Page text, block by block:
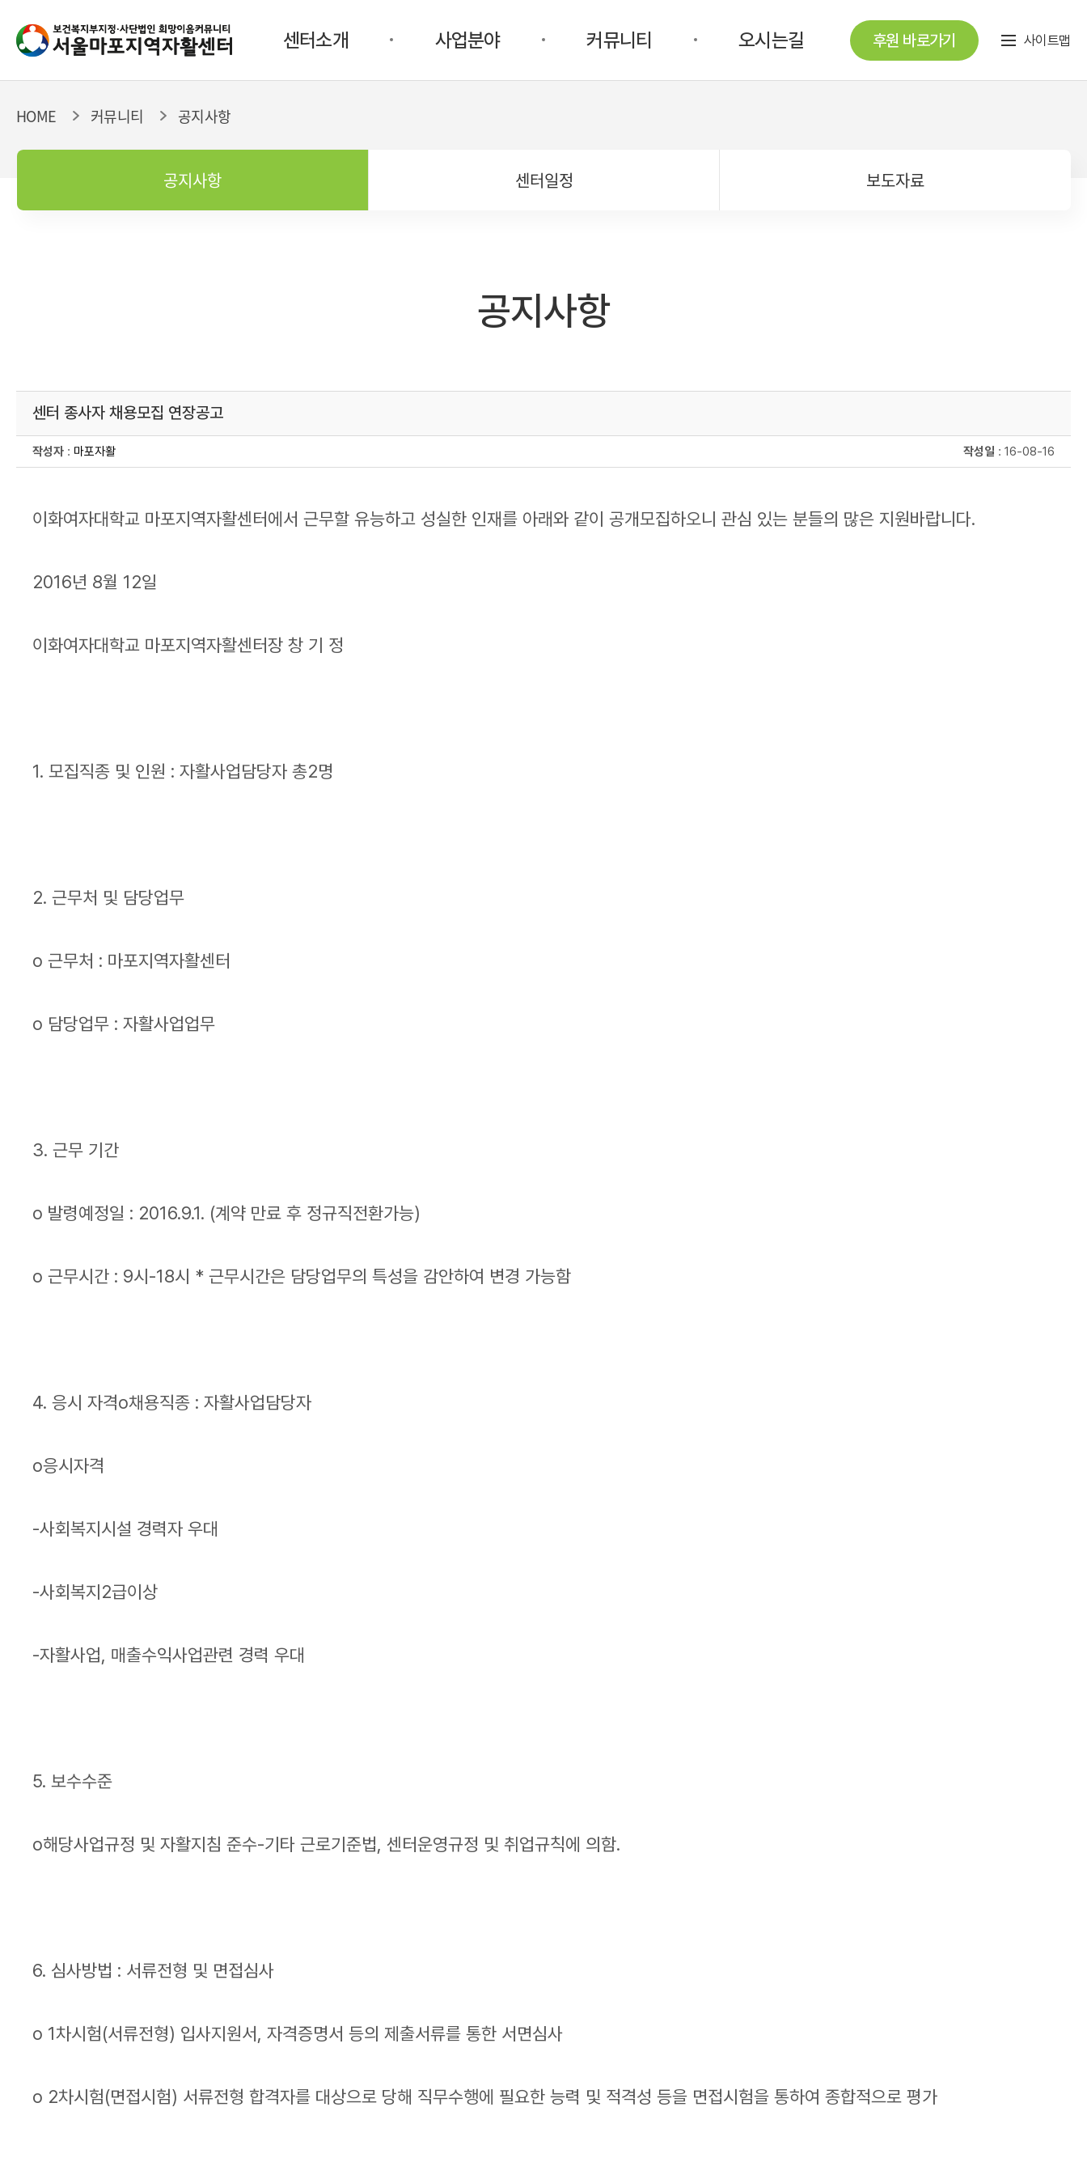
센터소개 사업분야 커뮤니티 오시는길 후원 바로가기 사이트맵
HOME 커뮤니티 공지사항
공지사항 센터일정 보도자료
공지사항
센터 종사자 채용모집 연장공고
작성자 : 마포자활 작성일 : 16-08-16
이화여자대학교 마포지역자활센터에서 근무할 유능하고 성실한 인재를 아래와 같이 공개모집하오니 관심 있는 분들의 많은 지원바랍니다.
2016년 8월 12일
이화여자대학교 마포지역자활센터장 창 기 정
1. 모집직종 및 인원 : 자활사업담당자 총2명
2. 근무처 및 담당업무
o 근무처 : 마포지역자활센터
o 담당업무 : 자활사업업무
3. 근무 기간
o 발령예정일 : 2016.9.1. (계약 만료 후 정규직전환가능)
o 근무시간 : 9시-18시 * 근무시간은 담당업무의 특성을 감안하여 변경 가능함
4. 응시 자격o채용직종 : 자활사업담당자
o응시자격
-사회복지시설 경력자 우대
-사회복지2급이상
-자활사업, 매출수익사업관련 경력 우대
5. 보수수준
o해당사업규정 및 자활지침 준수-기타 근로기준법, 센터운영규정 및 취업규칙에 의함.
6. 심사방법 : 서류전형 및 면접심사
o 1차시험(서류전형) 입사지원서, 자격증명서 등의 제출서류를 통한 서면심사
o 2차시험(면접시험) 서류전형 합격자를 대상으로 당해 직무수행에 필요한 능력 및 적격성 등을 면접시험을 통하여 종합적으로 평가